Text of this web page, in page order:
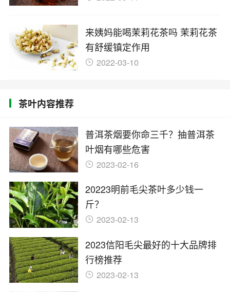
来姨妈能喝茉莉花茶吗 茉莉花茶
有舒缓镇定作用
2022-03-10
茶叶内容推荐
普洱茶烟要你命三千？抽普洱茶
叶烟有哪些危害
2023-02-16
20223明前毛尖茶叶多少钱一
斤？
2023-02-13
2023信阳毛尖最好的十大品牌排
行榜推荐
2023-02-13